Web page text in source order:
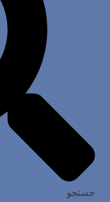
جستجو